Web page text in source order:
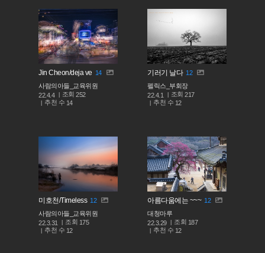
Jin Cheon/deja ve 14
사람의아들_교육위원
22.4.4
조회252
추천 수 14
기러기 날다 12
펠릭스_부회장
22.4.1
조회217
추천 수 12
미호천/Timeless 12
사람의아들_교육위원
22.3.31
조회 175
추천 수 12
아름다움에는 ~~~ 12
대청마루
22.3.29
조회 187
추천 수 12